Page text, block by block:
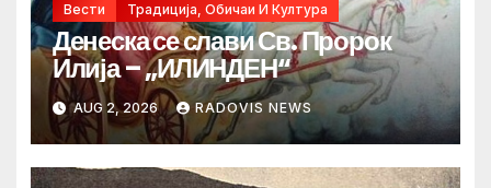
Вести Традиција, Обичаи И Култура
Денеска се слави Св. Пророк
Илија – „ИЛИНДЕН“
AUG 2, 2026 RADOVIS NEWS